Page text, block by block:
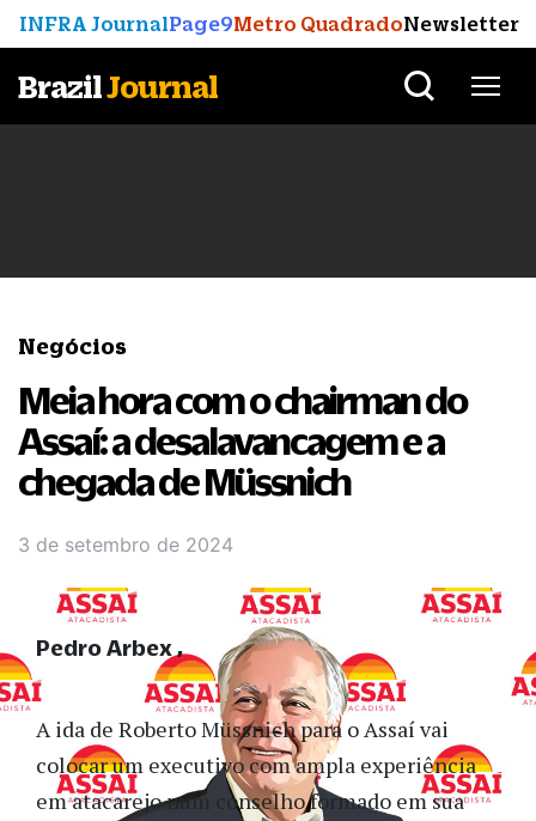
INFRA JournalPage9Metro QuadradoNewsletter
BrazilJournal
Negócios
Meia hora com o chairman do
Assaí: a desalavancagem e a
chegada de Müssnich
3 de setembro de 2024
A ida de Roberto Müssnich para o Assaí vai
colocar um executivo com ampla experiência
em atacarejo num conselho formado em sua
Pedro Arbex